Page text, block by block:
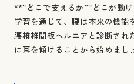
**“どこで支えるか”“どこが動
学習を通じて、腰は本来の機能
腰椎椎間板ヘルニアと診断され
に耳を傾けることから始めまし